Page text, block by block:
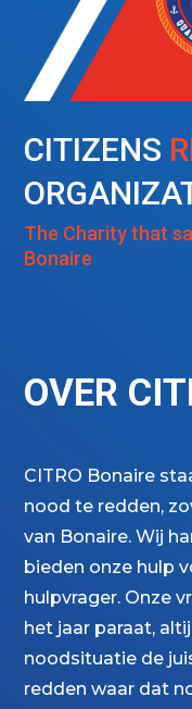
CITIZENS
The Charity that
Bonaire
OVER
CITRO Bonaire
nood te redden,
van Bonaire. Wij
bieden onze hulp
hulpvrager. Onze
het jaar paraat,
noodsituatie de
redden waar dat